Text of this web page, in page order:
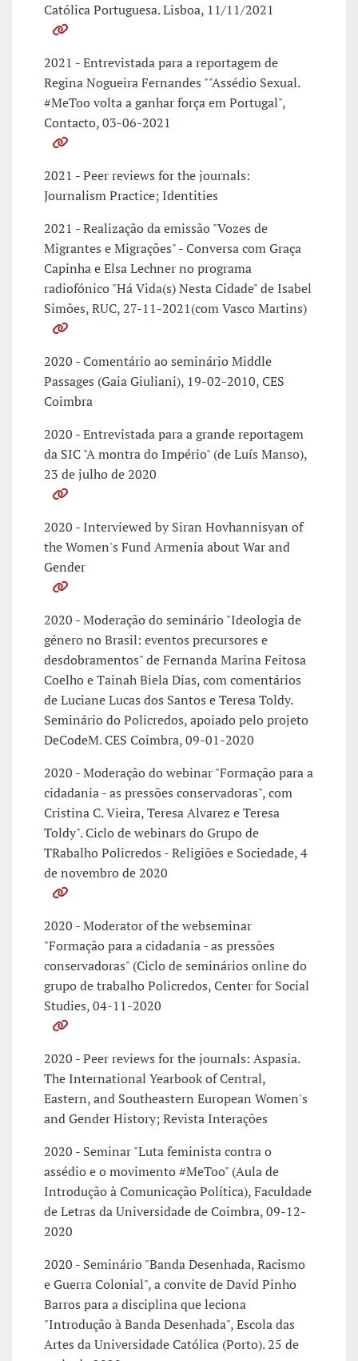
Católica Portuguesa. Lisboa, 11/11/2021
2021 - Entrevistada para a reportagem de
Regina Nogueira Fernandes ""Assédio Sexual.
#MeToo volta a ganhar força em Portugal",
Contacto, 03-06-2021
2021 - Peer reviews for the journals:
Journalism Practice; Identities
2021 - Realização da emissão "Vozes de
Migrantes e Migrações" - Conversa com Graça
Capinha e Elsa Lechner no programa
radiofónico "Há Vida(s) Nesta Cidade" de Isabel
Simões, RUC, 27-11-2021(com Vasco Martins)
2020 - Comentário ao seminário Middle
Passages (Gaia Giuliani), 19-02-2010, CES
Coimbra
2020 - Entrevistada para a grande reportagem
da SIC "A montra do Império" (de Luís Manso),
23 de julho de 2020
2020 - Interviewed by Siran Hovhannisyan of
the Women's Fund Armenia about War and
Gender
2020 - Moderação do seminário "Ideologia de
género no Brasil: eventos precursores e
desdobramentos" de Fernanda Marina Feitosa
Coelho e Tainah Biela Dias, com comentários
de Luciane Lucas dos Santos e Teresa Toldy.
Seminário do Policredos, apoiado pelo projeto
DeCodeM. CES Coimbra, 09-01-2020
2020 - Moderação do webinar "Formação para a
cidadania - as pressões conservadoras", com
Cristina C. Vieira, Teresa Alvarez e Teresa
Toldy". Ciclo de webinars do Grupo de
TRabalho Policredos - Religiões e Sociedade, 4
de novembro de 2020
2020 - Moderator of the webseminar
"Formação para a cidadania - as pressões
conservadoras" (Ciclo de seminários online do
grupo de trabalho Policredos, Center for Social
Studies, 04-11-2020
2020 - Peer reviews for the journals: Aspasia.
The International Yearbook of Central,
Eastern, and Southeastern European Women's
and Gender History; Revista Interações
2020 - Seminar "Luta feminista contra o
assédio e o movimento #MeToo" (Aula de
Introdução à Comunicação Política), Faculdade
de Letras da Universidade de Coimbra, 09-12-
2020
2020 - Seminário "Banda Desenhada, Racismo
e Guerra Colonial", a convite de David Pinho
Barros para a disciplina que leciona
"Introdução à Banda Desenhada", Escola das
Artes da Universidade Católica (Porto). 25 de